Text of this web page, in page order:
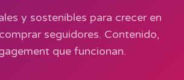
y sostenibles para crecer en
seguidores. Contenido,
que funcionan.